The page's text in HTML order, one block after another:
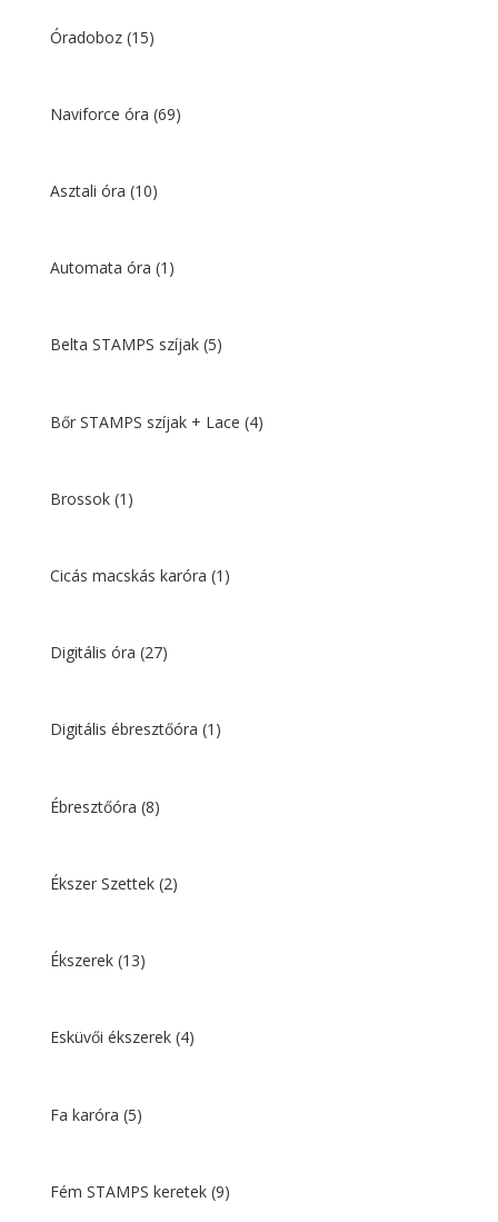
Óradoboz (15)
Naviforce óra (69)
Asztali óra (10)
Automata óra (1)
Belta STAMPS szíjak (5)
Bőr STAMPS szíjak + Lace (4)
Brossok (1)
Cicás macskás karóra (1)
Digitális óra (27)
Digitális ébresztőóra (1)
Ébresztőóra (8)
Ékszer Szettek (2)
Ékszerek (13)
Esküvői ékszerek (4)
Fa karóra (5)
Fém STAMPS keretek (9)